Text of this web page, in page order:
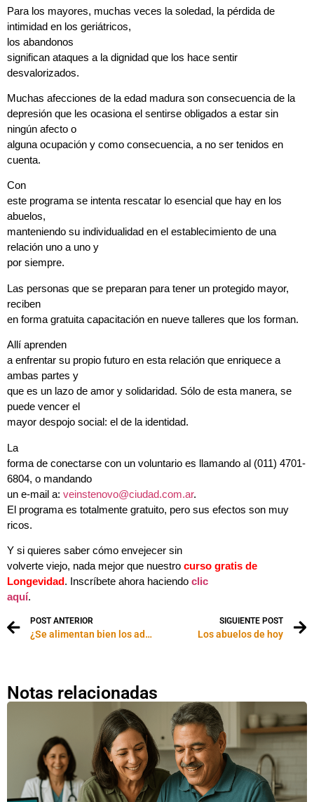
Para los mayores, muchas veces la soledad, la pérdida de
intimidad en los geriátricos,
los abandonos
significan ataques a la dignidad que los hace sentir
desvalorizados.
Muchas afecciones de la edad madura son consecuencia de la
depresión que les ocasiona el sentirse obligados a estar sin
ningún afecto o
alguna ocupación y como consecuencia, a no ser tenidos en
cuenta.
Con
este programa se intenta rescatar lo esencial que hay en los
abuelos,
manteniendo su individualidad en el establecimiento de una
relación uno a uno y
por siempre.
Las personas que se preparan para tener un protegido mayor,
reciben
en forma gratuita capacitación en nueve talleres que los forman.
Allí aprenden
a enfrentar su propio futuro en esta relación que enriquece a
ambas partes y
que es un lazo de amor y solidaridad. Sólo de esta manera, se
puede vencer el
mayor despojo social: el de la identidad.
La
forma de conectarse con un voluntario es llamando al (011) 4701-
6804, o mandando
un e-mail a: veinstenovo@ciudad.com.ar.
El programa es totalmente gratuito, pero sus efectos son muy
ricos.
Y si quieres saber cómo envejecer sin
volverte viejo, nada mejor que nuestro curso gratis de
Longevidad . Inscríbete ahora haciendo clic
aquí.
POST ANTERIOR
¿Se alimentan bien los adolescentes?
SIGUIENTE POST
Los abuelos de hoy
Notas relacionadas